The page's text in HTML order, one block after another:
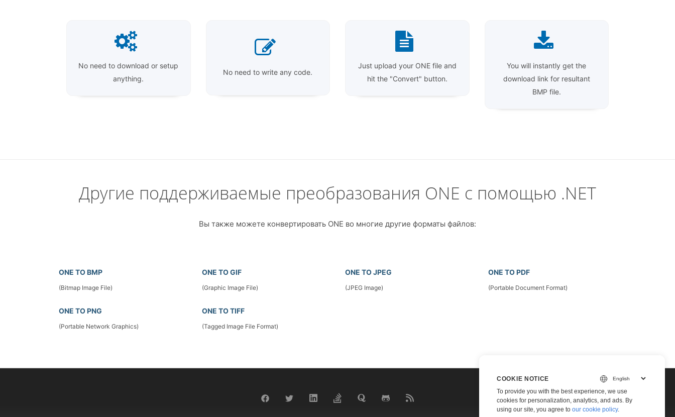
No need to download or setup
anything.
No need to write any code.
Just upload your ONE file and
hit the "Convert" button.
You will instantly get the
download link for resultant
BMP file.
Другие поддерживаемые преобразования ONE с помощью .NET
Вы также можете конвертировать ONE во многие другие форматы файлов:
ONE TO BMP
(Bitmap Image File)
ONE TO GIF
(Graphic Image File)
ONE TO JPEG
(JPEG Image)
ONE TO PDF
(Portable Document Format)
ONE TO PNG
(Portable Network Graphics)
ONE TO TIFF
(Tagged Image File Format)
COOKIE NOTICE
To provide you with the best experience, we use
cookies for personalization, analytics, and ads. By
using our site, you agree to our cookie policy.